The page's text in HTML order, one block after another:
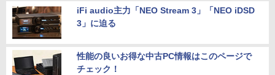
iFi audio主力「NEO Stream 3」「NEO iDSD
3」に迫る
性能の良いお得な中古PC情報はこのページで
チェック！